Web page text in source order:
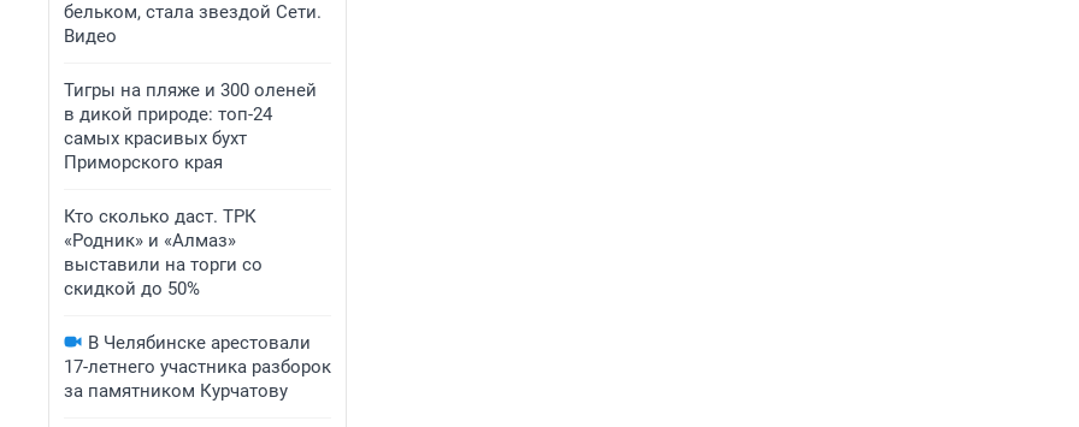
бельком, стала звездой Сети.
Видео
Тигры на пляже и 300 оленей
в дикой природе: топ-24
самых красивых бухт
Приморского края
Кто сколько даст. ТРК
«Родник» и «Алмаз»
выставили на торги со
скидкой до 50%
В Челябинске арестовали
17-летнего участника разборок
за памятником Курчатову